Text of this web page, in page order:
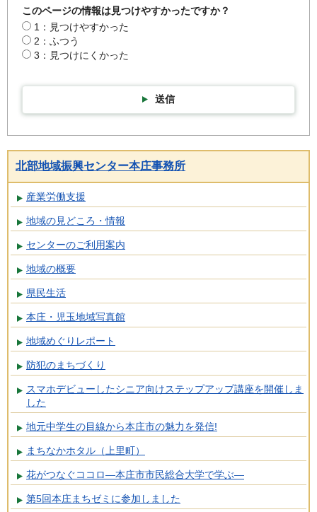
このページの情報は見つけやすかったですか？
1：見つけやすかった
2：ふつう
3：見つけにくかった
送信
北部地域振興センター本庄事務所
産業労働支援
地域の見どころ・情報
センターのご利用案内
地域の概要
県民生活
本庄・児玉地域写真館
地域めぐりレポート
防犯のまちづくり
スマホデビューしたシニア向けステップアップ講座を開催しま
した
地元中学生の目線から本庄市の魅力を発信!
まちなかホタル（上里町）
花がつなぐココロ―本庄市市民総合大学で学ぶ―
第5回本庄まちゼミに参加しました